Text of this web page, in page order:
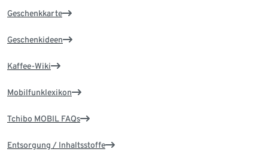
Geschenkkarte
Geschenkideen
Kaffee-Wiki
Mobilfunklexikon
Tchibo MOBIL FAQs
Entsorgung / Inhaltsstoffe